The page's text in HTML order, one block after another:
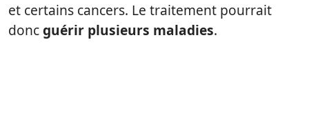
et certains cancers. Le traitement pourrait
doncguérir plusieurs maladies.